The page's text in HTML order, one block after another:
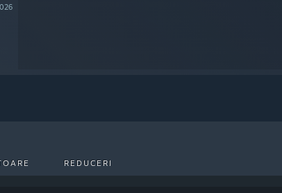
REDUCERI